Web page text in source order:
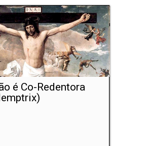
é Co-Redentora